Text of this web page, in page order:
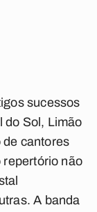
sucessos
do Sol, Limão
de cantores
repertório não
A banda